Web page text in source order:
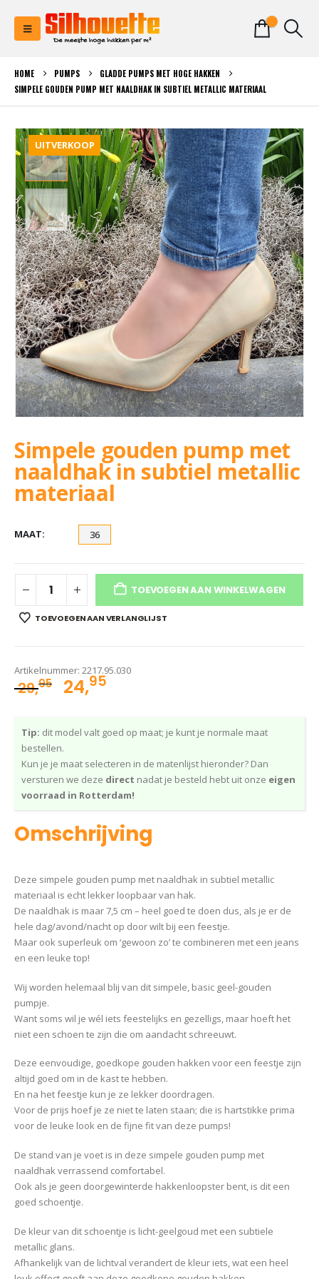
HOME PUMPS
GLADDE PUMPS MET HOGE HAKKEN
SIMPELE GOUDEN PUMP MET NAALDHAK IN SUBTIEL METALLIC MATERIAAL
UITVERKOOP
Simpele gouden pump met
naaldhak in subtiel metallic
materiaal
MAAT 36
TOEVOEGEN AAN WINKELWAGEN
TOEVOEGEN AAN VERLANGLIJST
Artikelnummer: 2217.95.030
29,95 Oorspronkelijke
29,95.
24,95
24,95.
Tip: dit model valt goed op maat; je kunt je normale maat
bestellen.
Kun je je maat selecteren in de matenlijst hieronder? Dan
versturen we deze direct nadat je besteld hebt uit onze eigen
voorraad in Rotterdam!
Omschrijving
Deze simpele gouden pump met naaldhak in subtiel metallic
materiaal is echt lekker loopbaar van hak.
De naaldhak is maar 7,5 cm – heel goed te doen dus, als je er de
hele dag/avond/nacht op door wilt bij een feestje.
Maar ook superleuk om ‘gewoon zo’ te combineren met een jeans
en een leuke top!
Wij worden helemaal blij van dit simpele, basic geel-gouden
pumpje.
Want soms wil je wél iets feestelijks en gezelligs, maar hoeft het
niet een schoen te zijn die om aandacht schreeuwt.
Deze eenvoudige, goedkope gouden hakken voor een feestje zijn
altijd goed om in de kast te hebben.
En na het feestje kun je ze lekker doordragen.
Voor de prijs hoef je ze niet te laten staan; die is hartstikke prima
voor de leuke look en de fijne fit van deze pumps!
De stand van je voet is in deze simpele gouden pump met
naaldhak verrassend comfortabel.
Ook als je geen doorgewinterde hakkenloopster bent, is dit een
goed schoentje.
De kleur van dit schoentje is licht-geelgoud met een subtiele
metallic glans.
Afhankelijk van de lichtval verandert de kleur iets, wat een heel